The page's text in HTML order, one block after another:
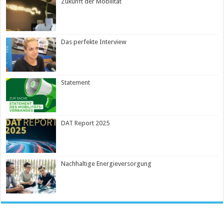
Das perfekte Interview
Statement
DAT Report 2025
Nachhaltige Energieversorgung